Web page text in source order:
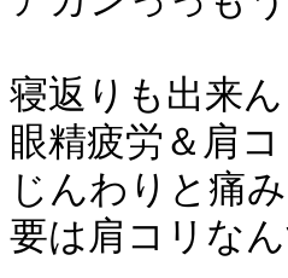
寝返りも出来
眼精疲労＆肩
じんわりと痛
要は肩コリな